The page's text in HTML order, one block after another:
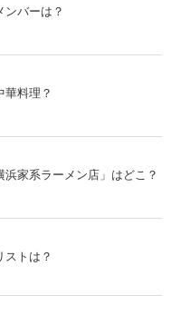
ンバーは？
華料理？
家系ラーメン店」はどこ？
ストは？